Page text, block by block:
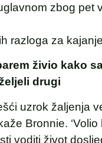
zbog pet
razloga za kajanje
živio kako
drugi
uzrok žaljenja
Bronnie.
voditi život